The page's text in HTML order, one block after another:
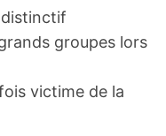
groupes lors
victime de la